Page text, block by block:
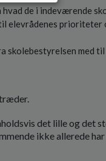
de i indeværende
elevrådenes prioriteter
med til
det lille og det
ikke allerede